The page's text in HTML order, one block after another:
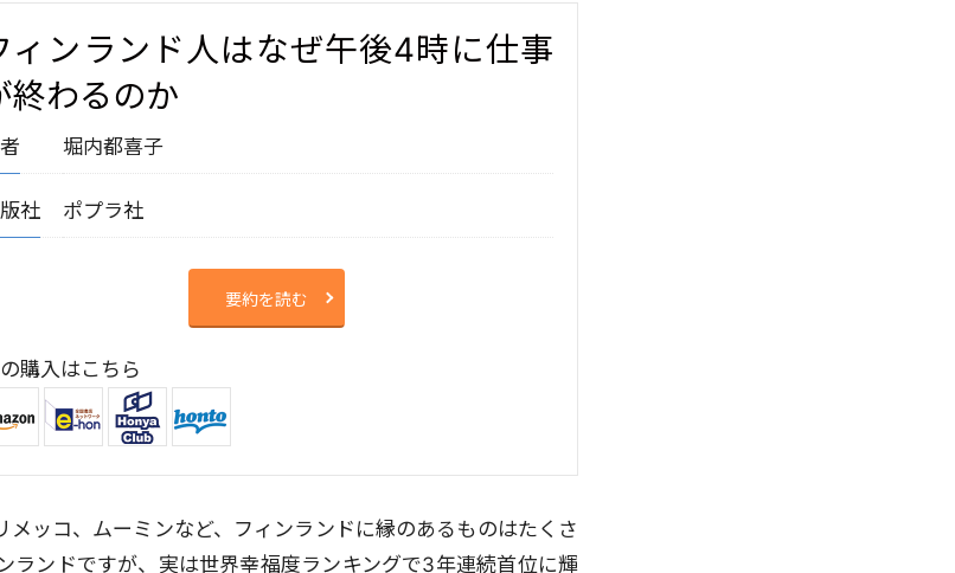
ィンランド人はなぜ午後4時に仕事
終わるのか
堀内都喜子
社 ポプラ社
要約を読む
購入はこちら
メッコ、ムーミンなど、フィンランドに縁のあるものはたくさ
ランドですが、実は世界幸福度ランキングで3年連続首位に輝